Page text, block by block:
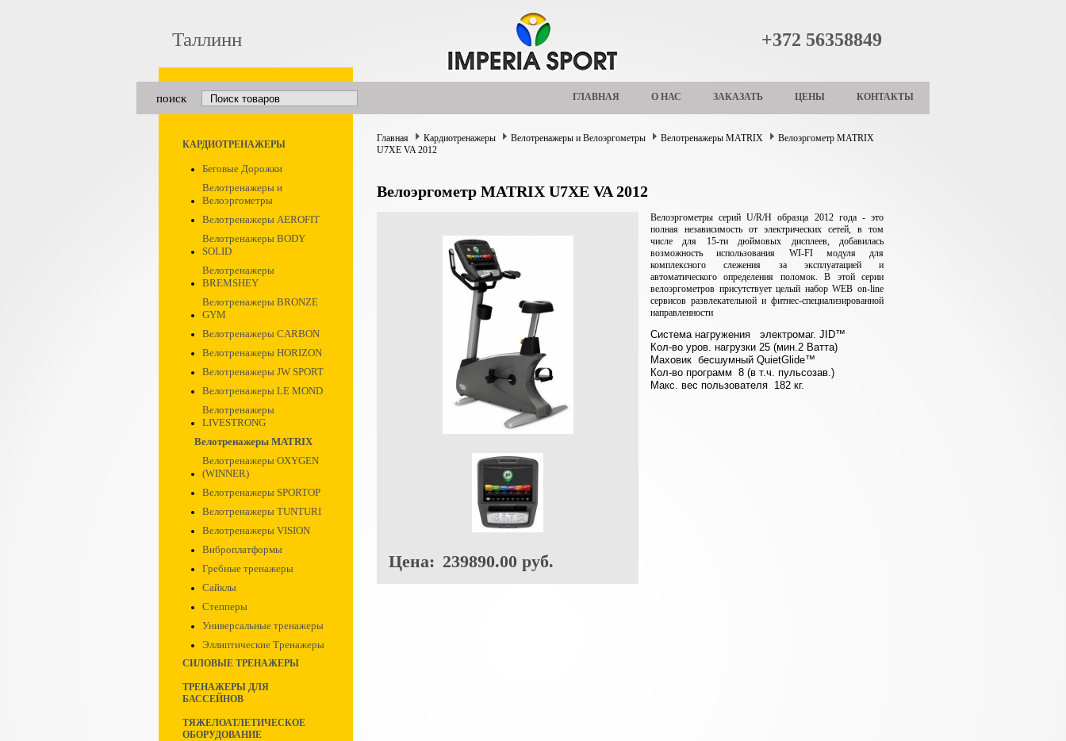
Таллинн +372 56358849
поиск ГЛАВНАЯ О НАС ЗАКАЗАТЬ ЦЕНЫ КОНТАКТЫ
КАРДИОТРЕНАЖЕРЫ
Беговые Дорожки
Велотренажеры и
Велоэргометры
Велотренажеры AEROFIT
Велотренажеры BODY
SOLID
Велотренажеры
BREMSHEY
Велотренажеры BRONZE
GYM
Велотренажеры CARBON
Велотренажеры HORIZON
Велотренажеры JW SPORT
Велотренажеры LE MOND
Велотренажеры
LIVESTRONG
Велотренажеры MATRIX
Велотренажеры OXYGEN
(WINNER)
Велотренажеры SPORTOP
Велотренажеры TUNTURI
Велотренажеры VISION
Виброплатформы
Гребные тренажеры
Сайклы
Степперы
Универсальные тренажеры
Эллиптические Тренажеры
СИЛОВЫЕ ТРЕНАЖЕРЫ
ТРЕНАЖЕРЫ ДЛЯ
БАССЕЙНОВ
ТЯЖЕЛОАТЛЕТИЧЕСКОЕ
ОБОРУДОВАНИЕ
Главная Кардиотренажеры Велотренажеры и Велоэргометры Велотренажеры MATRIX
Велоэргометр MATRIX
U7XE VA 2012
Велоэргометр MATRIX U7XE VA 2012
Цена: 239890.00 руб.
Велоэргометры серий U/R/H образца 2012 года - это
полная независимость от электрических сетей, в том
числе для 15-ти дюймовых дисплеев, добавилась
возможность использования WI-FI модуля для
комплексного слежения за эксплуатацией и
автоматического определения поломок. В этой серии
велоэргометров присутствует целый набор WEB on-line
сервисов развлекательной и фитнес-специализированной
направленности
Система нагружения электромаг. JID™
Кол-во уров. нагрузки 25 (мин.2 Ватта)
Маховик бесшумный QuietGlide™
Кол-во программ 8 (в т.ч. пульсозав.)
Макс. вес пользователя 182 кг.